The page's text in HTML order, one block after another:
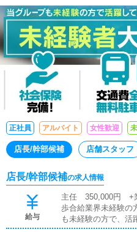
正社員 アルバイト 女性歓迎
店長/幹部候補 店舗スタッフ
店長/幹部候補の求人情報
給与
主任 350,000円 +
歩合給業界未経験の
も未経験の方で、活
も初心者です！安心